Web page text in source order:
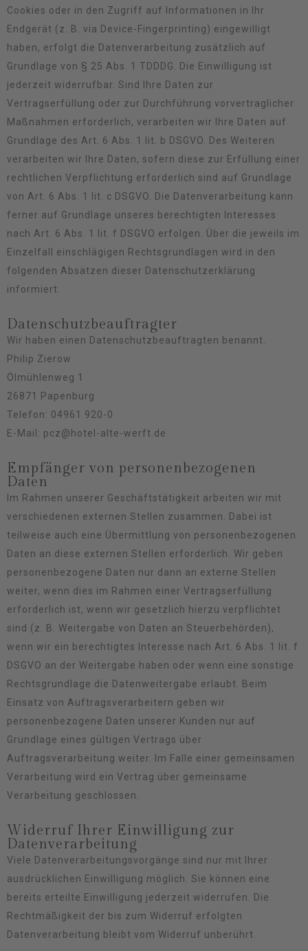
Cookies oder in den Zugriff auf Informationen in Ihr
Endgerät (z. B. via Device-Fingerprinting) eingewilligt
haben, erfolgt die Datenverarbeitung zusätzlich auf
Grundlage von § 25 Abs. 1 TDDDG. Die Einwilligung ist
jederzeit widerrufbar. Sind Ihre Daten zur
Vertragserfüllung oder zur Durchführung vorvertraglicher
Maßnahmen erforderlich, verarbeiten wir Ihre Daten auf
Grundlage des Art. 6 Abs. 1 lit. b DSGVO. Des Weiteren
verarbeiten wir Ihre Daten, sofern diese zur Erfüllung einer
rechtlichen Verpflichtung erforderlich sind auf Grundlage
von Art. 6 Abs. 1 lit. c DSGVO. Die Datenverarbeitung kann
ferner auf Grundlage unseres berechtigten Interesses
nach Art. 6 Abs. 1 lit. f DSGVO erfolgen. Über die jeweils im
Einzelfall einschlägigen Rechtsgrundlagen wird in den
folgenden Absätzen dieser Datenschutzerklärung
informiert.
Datenschutz­beauftragter
Wir haben einen Datenschutzbeauftragten benannt.
Philip Zierow
Ölmühlenweg 1
26871 Papenburg
Telefon: 04961 920-0
E-Mail: pcz@hotel-alte-werft.de
Empfänger von personenbezogenen
Daten
Im Rahmen unserer Geschäftstätigkeit arbeiten wir mit
verschiedenen externen Stellen zusammen. Dabei ist
teilweise auch eine Übermittlung von personenbezogenen
Daten an diese externen Stellen erforderlich. Wir geben
personenbezogene Daten nur dann an externe Stellen
weiter, wenn dies im Rahmen einer Vertragserfüllung
erforderlich ist, wenn wir gesetzlich hierzu verpflichtet
sind (z. B. Weitergabe von Daten an Steuerbehörden),
wenn wir ein berechtigtes Interesse nach Art. 6 Abs. 1 lit. f
DSGVO an der Weitergabe haben oder wenn eine sonstige
Rechtsgrundlage die Datenweitergabe erlaubt. Beim
Einsatz von Auftragsverarbeitern geben wir
personenbezogene Daten unserer Kunden nur auf
Grundlage eines gültigen Vertrags über
Auftragsverarbeitung weiter. Im Falle einer gemeinsamen
Verarbeitung wird ein Vertrag über gemeinsame
Verarbeitung geschlossen.
Widerruf Ihrer Einwilligung zur
Datenverarbeitung
Viele Datenverarbeitungsvorgänge sind nur mit Ihrer
ausdrücklichen Einwilligung möglich. Sie können eine
bereits erteilte Einwilligung jederzeit widerrufen. Die
Rechtmäßigkeit der bis zum Widerruf erfolgten
Datenverarbeitung bleibt vom Widerruf unberührt.